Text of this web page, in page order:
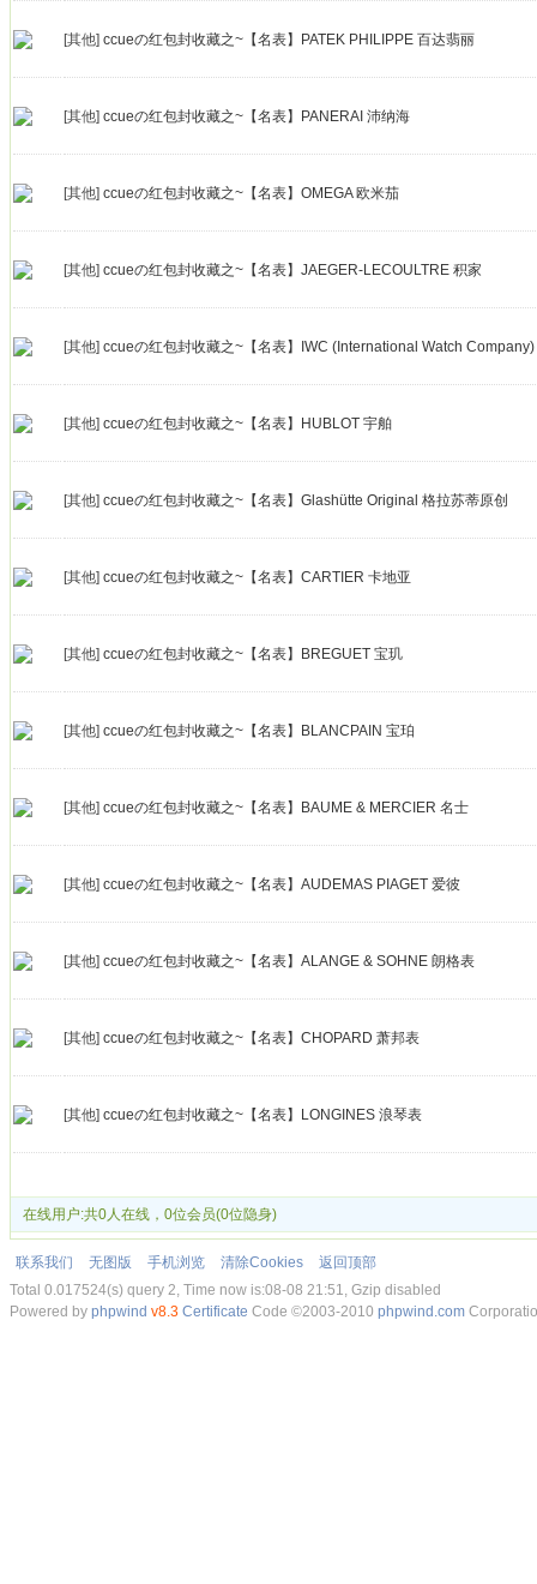
[其他] ccueの红包封收藏之~【名表】PATEK PHILIPPE 百达翡丽
[其他] ccueの红包封收藏之~【名表】PANERAI 沛纳海
[其他] ccueの红包封收藏之~【名表】OMEGA 欧米茄
[其他] ccueの红包封收藏之~【名表】JAEGER-LECOULTRE 积家
[其他] ccueの红包封收藏之~【名表】IWC (International Watch
[其他] ccueの红包封收藏之~【名表】HUBLOT 宇舶
[其他] ccueの红包封收藏之~【名表】Glashütte Original 格拉苏蒂原创
[其他] ccueの红包封收藏之~【名表】CARTIER 卡地亚
[其他] ccueの红包封收藏之~【名表】BREGUET 宝玑
[其他] ccueの红包封收藏之~【名表】BLANCPAIN 宝珀
[其他] ccueの红包封收藏之~【名表】BAUME & MERCIER 名士
[其他] ccueの红包封收藏之~【名表】AUDEMAS PIAGET 爱彼
[其他] ccueの红包封收藏之~【名表】ALANGE & SOHNE 朗格表
[其他] ccueの红包封收藏之~【名表】CHOPARD 萧邦表
[其他] ccueの红包封收藏之~【名表】LONGINES 浪琴表
在线用户:共0人在线，0位会员(0位隐身)
联系我们 无图版 手机浏览 清除Cookies
返回顶部
Total 0.017524(s) query 2, Time now is:08-08 21:51, Gzip disabled
Powered by phpwind v8.3 Certificate Code ©2003-2010 phpwind.com